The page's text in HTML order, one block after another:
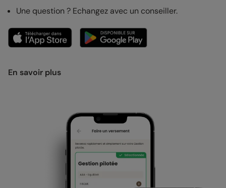
Une question ? Echangez avec un conseiller.
En savoir plus